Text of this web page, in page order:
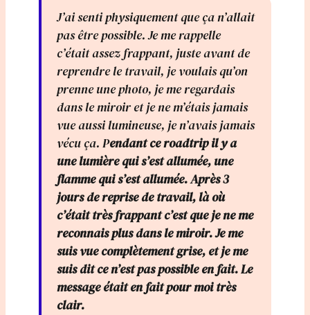
J’ai senti physiquement que ça n’allait
pas être possible. Je me rappelle
c’était assez frappant, juste avant de
reprendre le travail, je voulais qu’on
prenne une photo, je me regardais
dans le miroir et je ne m’étais jamais
vue aussi lumineuse, je n’avais jamais
vécu ça. Pendant ce roadtrip il y a
une lumière qui s’est allumée, une
flamme qui s’est allumée. Après 3
jours de reprise de travail, là où
c’était très frappant c’est que je ne me
reconnais plus dans le miroir. Je me
suis vue complètement grise, et je me
suis dit ce n’est pas possible en fait. Le
message était en fait pour moi très
clair.